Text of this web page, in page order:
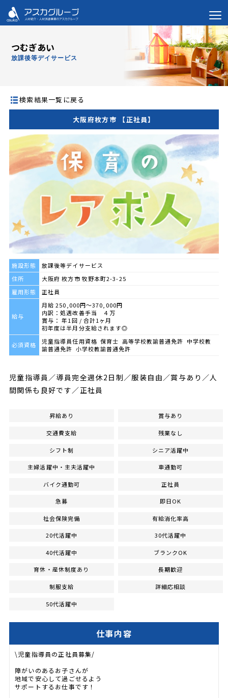
つむぎあい
放課後等デイサービス
検索結果一覧に戻る
大阪府枚方市 【正社員】
施設形態
放課後等デイサービス
住所
大阪府 枚方市 牧野本町2-3-25
雇用形態
正社員
給与
月給 250,000円～370,000円
内訳：処遇改善手当 ４万
賞与： 年1回 / 合計1ヶ月
初年度は半月分支給されます◎
必須資格
児童指導員任用資格 保育士 高等学校教諭普通免許 中学校教
諭普通免許 小学校教諭普通免許
児童指導員／導員完全週休2日制／服装自由／賞与あり／人
間関係も良好です／正社員
昇給あり 賞与あり
交通費支給 残業なし
シフト制 シニア活躍中
主婦活躍中・主夫活躍中 車通勤可
バイク通勤可 正社員
急募 即日OK
社会保険完備 有給消化率高
20代活躍中 30代活躍中
40代活躍中 ブランクOK
育休・産休制度あり 長期歓迎
制服支給 詳細応相談
50代活躍中
仕事内容
\児童指導員の正社員募集/
障がいのあるお子さんが
地域で安心して過ごせるよう
サポートするお仕事です！